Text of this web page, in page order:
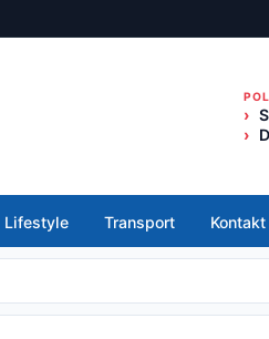
Lifestyle Transport Kontakt